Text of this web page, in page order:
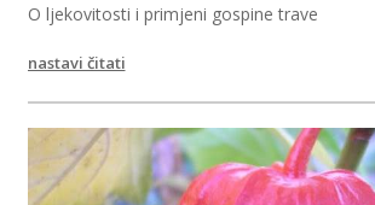
O ljekovitosti i primjeni gospine trave
nastavi čitati